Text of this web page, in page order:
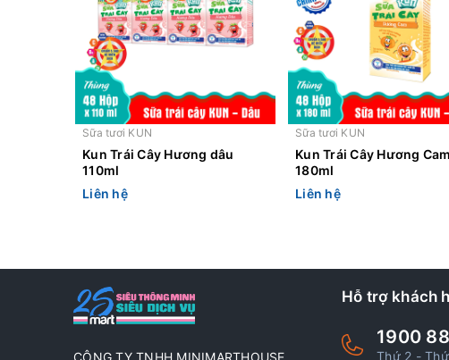
Sữa tươi KUN
Kun Trái Cây Hương dâu
110ml
Liên hệ
Sữa tươi KUN
Kun Trái Cây Hương Cam
180ml
Liên hệ
CÔNG TY TNHH MINIMARTHOUSE
Hỗ trợ khách
1900
Thứ 2 -